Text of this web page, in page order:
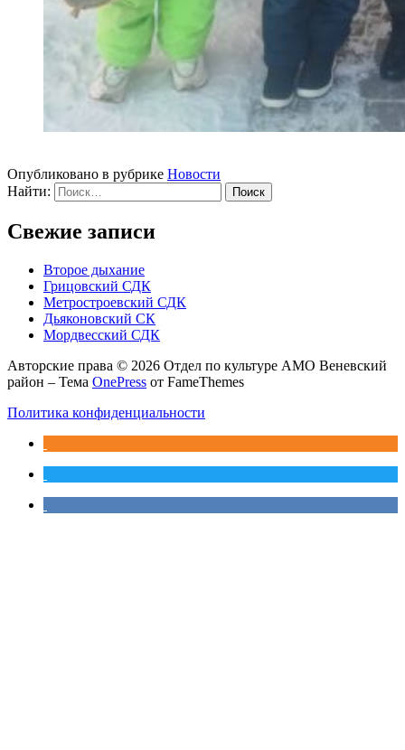
Опубликовано в рубрике Новости
Найти:
Свежие записи
Второе дыхание
Грицовский СДК
Метростроевский СДК
Дьяконовский СК
Мордвесский СДК
Авторские права © 2026 Отдел по культуре АМО Веневский
район – Тема OnePress от FameThemes
Политика конфиденциальности